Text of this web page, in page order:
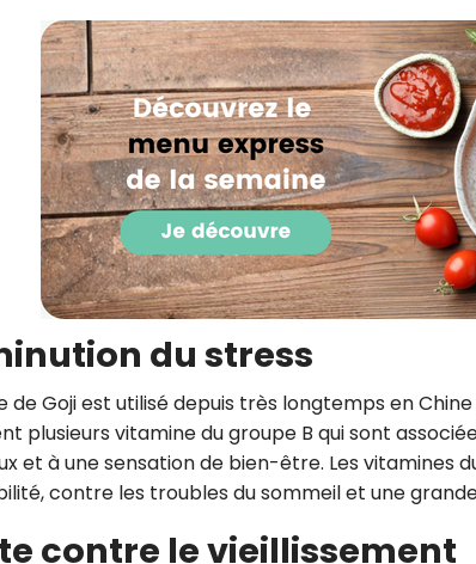
du stress
de Goji est utilisé depuis très longtemps en
plusieurs vitamine du groupe B qui sont
et à une sensation de bien-être. Les
contre les troubles du sommeil et une
contre le vieillissement